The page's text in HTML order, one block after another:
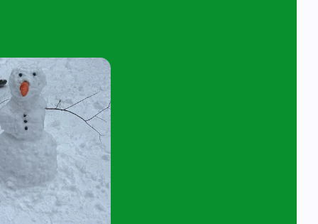
bij ons op
4 jaar en hun ouder/verzorger zijn van
kijk- en speelochtend op woensdag 7